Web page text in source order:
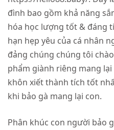
đình bao gồm khả năng
hóa học lượng tốt & đáng
hạn hẹp yêu của cá nhân
đảng chúng chúng tôi
phẩm giành riêng mang
khôn xiết thành tích tốt
khi bảo gà mang lại con.
Phân khúc con người bảo